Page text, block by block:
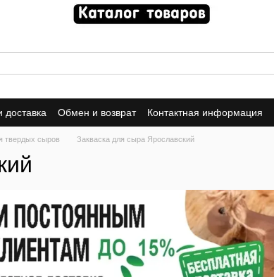
доставка Обмен и возврат Контактная информация
твердых сыров Закваска для сыра Ярославский